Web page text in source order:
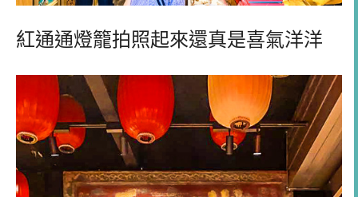
紅通通燈籠拍照起來還真是喜氣洋洋